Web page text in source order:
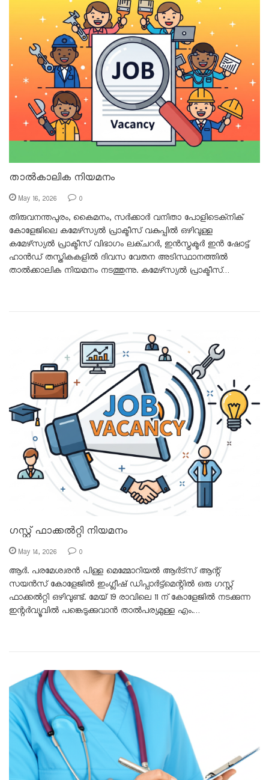
താൽകാലിക നിയമനം
May 16, 2026 0
തിരുവനന്തപുരം, കൈമനം, സർക്കാർ വനിതാ പോളിടെക്‌നിക്
കോളേജിലെ കമേഴ്‌സ്യൽ പ്രാക്ടീസ് വകുപ്പിൽ ഒഴിവുള്ള
കമേഴ്‌സ്യൽ പ്രാക്ടീസ് വിഭാഗം ലക്ചറർ, ഇൻസ്ട്രക്ടർ ഇൻ ഷോട്ട്
ഹാൻഡ് തസ്തികകളിൽ ദിവസ വേതന അടിസ്ഥാനത്തിൽ
താൽക്കാലിക നിയമനം നടത്തുന്നു. കമേഴ്‌സ്യൽ പ്രാക്ടീസ്…
ഗസ്റ്റ് ഫാക്കൽറ്റി നിയമനം
May 14, 2026 0
ആർ. പരമേശ്വരൻ പിള്ള മെമ്മോറിയൽ ആർട്സ് ആന്റ്
സയൻസ് കോളേജിൽ ഇംഗ്ലീഷ് ഡിപ്പാർട്ട്മെന്റിൽ ഒരു ഗസ്റ്റ്
ഫാക്കൽറ്റി ഒഴിവുണ്ട്. മേയ് 19 രാവിലെ 11 ന് കോളേജിൽ നടക്കുന്ന
ഇന്റർവ്യൂവിൽ പങ്കെടുക്കുവാൻ താൽപര്യമുള്ള എം.…